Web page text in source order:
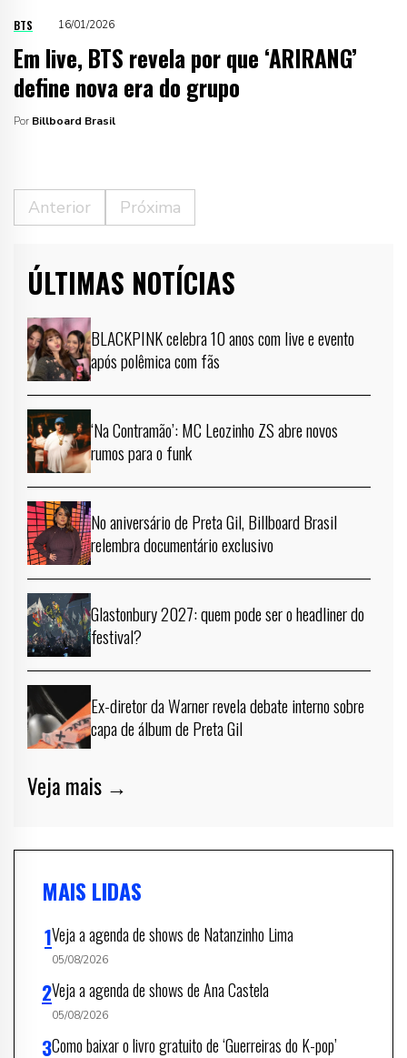
BTS 16/01/2026
Em live, BTS revela por que ‘ARIRANG’
define nova era do grupo
Por Billboard Brasil
Anterior Próxima
ÚLTIMAS NOTÍCIAS
BLACKPINK celebra 10 anos com live e evento
após polêmica com fãs
‘Na Contramão’: MC Leozinho ZS abre novos
rumos para o funk
No aniversário de Preta Gil, Billboard Brasil
relembra documentário exclusivo
Glastonbury 2027: quem pode ser o headliner do
festival?
Ex-diretor da Warner revela debate interno sobre
capa de álbum de Preta Gil
Veja mais →
MAIS LIDAS
Veja a agenda de shows de Natanzinho Lima
05/08/2026
Veja a agenda de shows de Ana Castela
05/08/2026
Como baixar o livro gratuito de ‘Guerreiras do K-pop’